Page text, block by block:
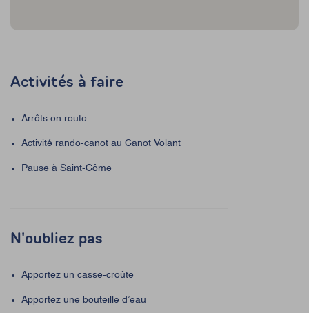
Activités à faire
Arrêts en route
Activité rando-canot au Canot Volant
Pause à Saint-Côme
N'oubliez pas
Apportez un casse-croûte
Apportez une bouteille d’eau